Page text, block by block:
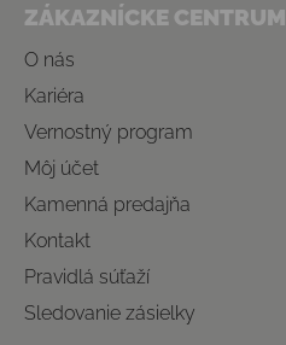
ZÁKAZNÍCKE CENTRUM
O nás
Kariéra
Vernostný program
Môj účet
Kamenná predajňa
Kontakt
Pravidlá súťaží
Sledovanie zásielky